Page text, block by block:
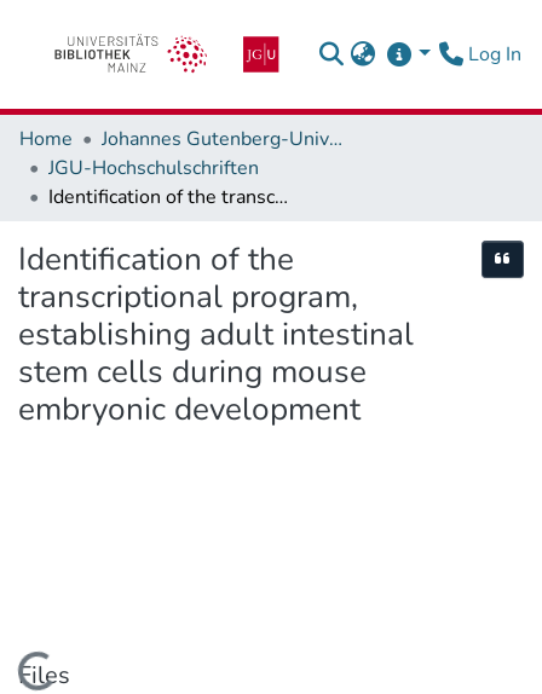
Log In
Home
Johannes Gutenberg-Universität Mainz
JGU-Hochschulschriften
Identification of the transcriptional program, establishing adult intestinal stem cells during mouse embryonic development
Identification of the
transcriptional program,
establishing adult intestinal
stem cells during mouse
embryonic development
Files